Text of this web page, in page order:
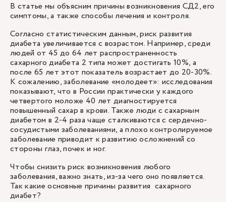
В статье мы объясним причины возникновения СД2, его
симптомы, а также способы лечения и контроля.
Согласно статистическим данным, риск развития
диабета увеличивается с возрастом. Например, среди
людей от 45 до 64 лет распространенность
сахарного диабета 2 типа может достигать 10%, а
после 65 лет этот показатель возрастает до 20-30%.
К сожалению, заболевание «молодеет»: исследования
показывают, что в России практически у каждого
четвертого моложе 40 лет диагностируется
повышенный сахар в крови. Также люди с сахарным
диабетом в 2-4 раза чаще сталкиваются с сердечно-
сосудистыми заболеваниями, а плохо контролируемое
заболевание приводит к развитию осложнений со
стороны глаз, почек и ног.
Чтобы снизить риск возникновения любого
заболевания, важно знать, из-за чего оно появляется.
Так какие основные причины развития сахарного
диабет?